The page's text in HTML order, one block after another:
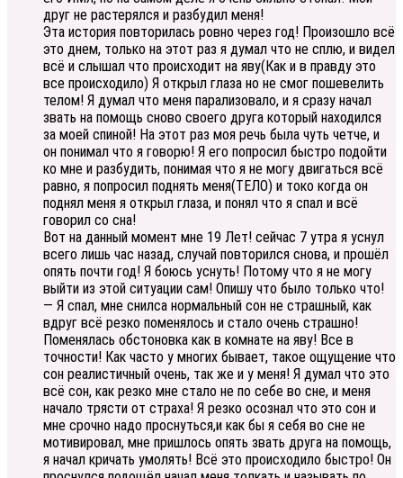
друг не растерялся и разбудил меня!
Эта история повторилась ровно через год! Произошло всё
это днем, только на этот раз я думал что не сплю, и видел
всё и слышал что происходит на яву(Как и в правду это
все происходило) Я открыл глаза но не смог пошевелить
телом! Я думал что меня парализовало, и я сразу начал
звать на помощь сново своего друга который находился
за моей спиной! На этот раз моя речь была чуть четче, и
он понимал что я говорю! Я его попросил быстро подойти
ко мне и разбудить, понимая что я не могу двигаться всё
равно, я попросил поднять меня(ТЕЛО) и токо когда он
поднял меня я открыл глаза, и понял что я спал и всё
говорил со сна!
Вот на данный момент мне 19 Лет! сейчас 7 утра я уснул
всего лишь час назад, случай повторился снова, и прошёл
опять почти год! Я боюсь уснуть! Потому что я не могу
выйти из этой ситуации сам! Опишу что было только что!
— Я спал, мне снилса нормальный сон не страшный, как
вдруг всё резко поменялось и стало очень страшно!
Поменялась обстоновка как в комнате на яву! Все в
точности! Как часто у многих бывает, такое ощущение что
сон реалистичный очень, так же и у меня! Я думал что это
всё сон, как резко мне стало не по себе во сне, и меня
начало трясти от страха! Я резко осознал что это сон и
мне срочно надо проснуться,и как бы я себя во сне не
мотивировал, мне пришлось опять звать друга на помощь,
я начал кричать умолять! Всё это происходило быстро! Он